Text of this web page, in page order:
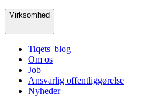
Virksomhed
Tiqets' blog
Om os
Job
Ansvarlig offentliggørelse
Nyheder